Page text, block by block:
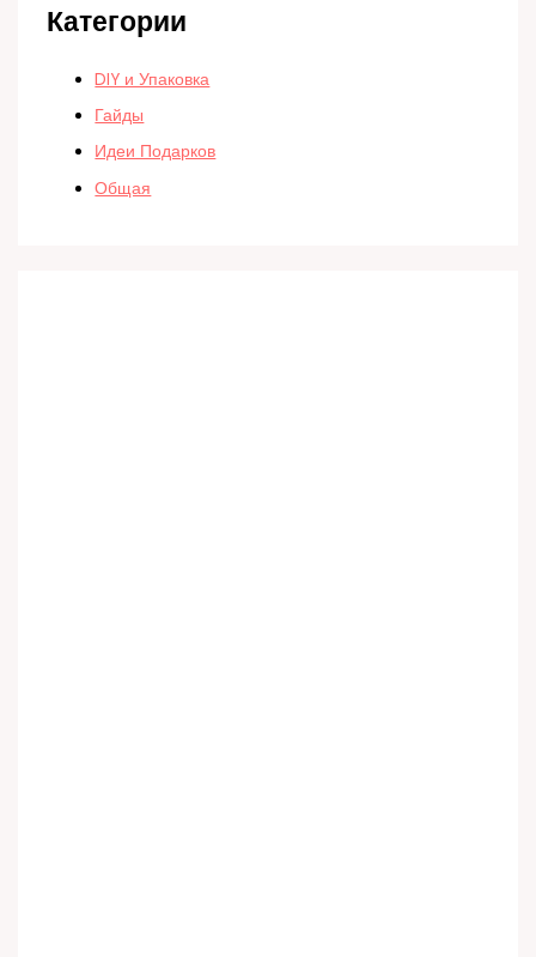
Категории
DIY и Упаковка
Гайды
Идеи Подарков
Общая